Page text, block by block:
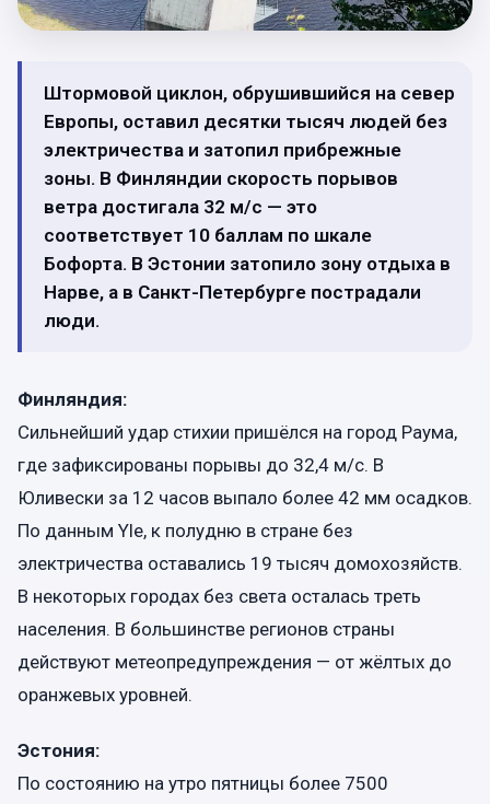
Штормовой циклон, обрушившийся на север
Европы, оставил десятки тысяч людей без
электричества и затопил прибрежные
зоны. В Финляндии скорость порывов
ветра достигала 32 м/с — это
соответствует 10 баллам по шкале
Бофорта. В Эстонии затопило зону отдыха в
Нарве, а в Санкт-Петербурге пострадали
люди.
Финляндия:
Сильнейший удар стихии пришёлся на город Раума,
где зафиксированы порывы до 32,4 м/с. В
Юливески за 12 часов выпало более 42 мм осадков.
По данным Yle, к полудню в стране без
электричества оставались 19 тысяч домохозяйств.
В некоторых городах без света осталась треть
населения. В большинстве регионов страны
действуют метеопредупреждения — от жёлтых до
оранжевых уровней.
Эстония:
По состоянию на утро пятницы более 7500